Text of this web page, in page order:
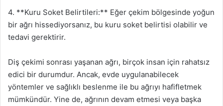
4. **Kuru Soket Belirtileri:** Eğer çekim bölgesinde yoğun
bir ağrı hissediyorsanız, bu kuru soket belirtisi olabilir ve
tedavi gerektirir.
Diş çekimi sonrası yaşanan ağrı, birçok insan için rahatsız
edici bir durumdur. Ancak, evde uygulanabilecek
yöntemler ve sağlıklı beslenme ile bu ağrıyı hafifletmek
mümkündür. Yine de, ağrının devam etmesi veya başka